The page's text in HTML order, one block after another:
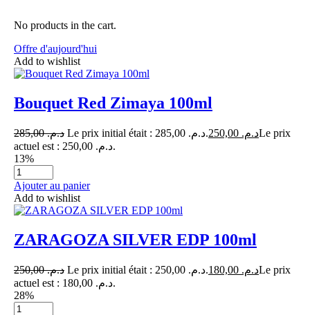
No products in the cart.
Offre d'aujourd'hui
Add to wishlist
Bouquet Red Zimaya 100ml
د.م.285,00 Le prix initial était : د.م. 285,00. د.م.Le prix
actuel est : د.م. 250,00.
13%
Ajouter au panier
Add to wishlist
ZARAGOZA SILVER EDP 100ml
د.م.250,00 Le prix initial était : د.م. 250,00. د.م.Le prix
actuel est : د.م. 180,00.
28%